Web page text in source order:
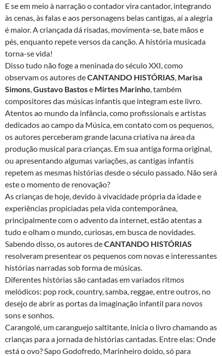
E se em meio à narração o contador vira cantador, integrando
às cenas, às falas e aos personagens belas cantigas, aí a alegria
é maior. A criançada dá risadas, movimenta-se, bate mãos e
pés, enquanto repete versos da canção. A história musicada
torna-se vida!
Disso tudo não foge a meninada do século XXI, como
observam os autores deCANTANDO HISTÓRIAS Marisa
Simons Gustavo Bastose Mirtes Marinho , também
compositores das músicas infantis que integram este livro.
Atentos ao mundo da infância, como profissionais e artistas
dedicados ao campo da Música, em contato com os pequenos,
os autores perceberam grande lacuna criativa na área da
produção musical para crianças. Em sua antiga forma original,
ou apresentando algumas variações, as cantigas infantis
repetem as mesmas histórias desde o século passado. Não será
este o momento de renovação?
As crianças de hoje, devido à vivacidade própria da idade e
experiências propiciadas pela vida contemporânea,
principalmente com o advento da internet, estão atentas a
tudo e olham o mundo, curiosas, em busca de novidades.
Sabendo disso, os autores deCANTANDO HISTÓRIAS
resolveram presentear os pequenos com novas e interessantes
histórias narradas sob forma de músicas.
Diferentes histórias são cantadas em variados ritmos
melódicos: pop rock, country, samba, reggae, entre outros, no
desejo de abrir as portas da imaginação infantil para novos
sons e sonhos.
Carangolé, um caranguejo saltitante, inicia o livro chamando as
crianças para a jornada de histórias cantadas. Entre elas: Onde
está o ovo? Sapo Godofredo, Marinheiro doido, só para